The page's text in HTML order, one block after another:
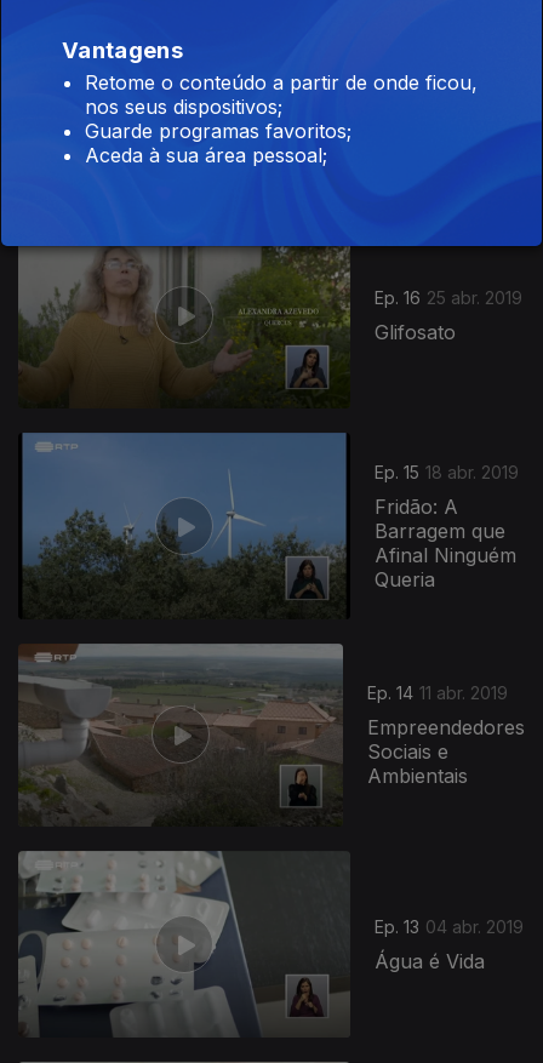
02 mai. 2019
Ep. 16 25 abr. 2019
Glifosato
Ep. 15 18 abr. 2019
Fridão: A
Barragem que
Afinal Ninguém
Queria
Ep. 14 11 abr. 2019
Empreendedores
Sociais e
Ambientais
Ep. 13 04 abr. 2019
Água é Vida
Vantagens
Retome o conteúdo a partir de onde ficou,
nos seus dispositivos;
Guarde programas favoritos;
Aceda à sua área pessoal;